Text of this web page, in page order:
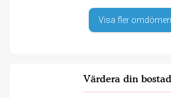
Visa fler omdömen
Värdera din